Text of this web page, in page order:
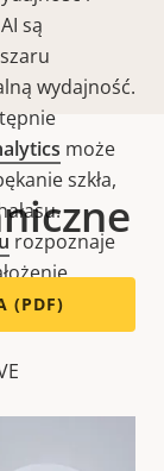
są
wydajność.
może
szkła,
rozpoznaje
(PDF)